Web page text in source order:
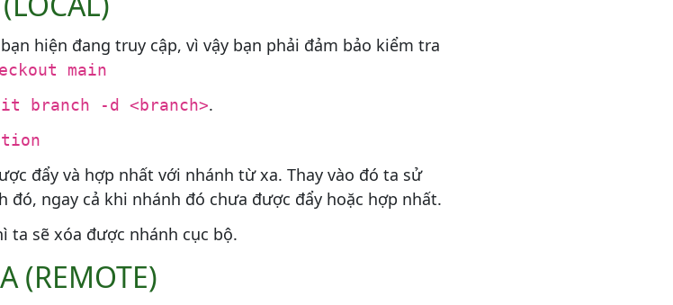
hiện đang truy cập, vì vậy bạn phải đảm bảo kiểm tra
main
branch -d <branch>.
đẩy và hợp nhất với nhánh từ xa. Thay vào đó ta sử
đó, ngay cả khi nhánh đó chưa được đẩy hoặc hợp nhất.
ta sẽ xóa được nhánh cục bộ.
(REMOTE)